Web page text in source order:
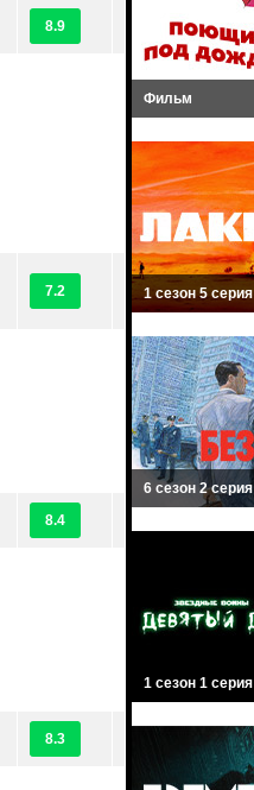
8.9
7.2
8.4
8.3
Фильм
1 сезон 5 серия
6 сезон 2 серия
1 сезон 1 серия